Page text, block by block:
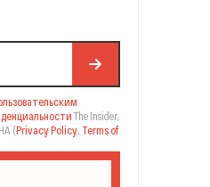
The Insider,
(Privacy Policy, Terms of